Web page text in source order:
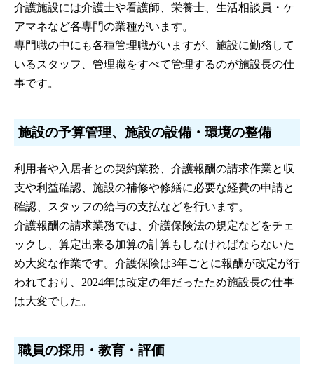
介護施設には介護士や看護師、栄養士、生活相談員・ケ
アマネなど各専門の業種がいます。
専門職の中にも各種管理職がいますが、施設に勤務して
いるスタッフ、管理職をすべて管理するのが施設長の仕
事です。
施設の予算管理、施設の設備・環境の整備
利用者や入居者との契約業務、介護報酬の請求作業と収
支や利益確認、施設の補修や修繕に必要な経費の申請と
確認、スタッフの給与の支払などを行います。
介護報酬の請求業務では、介護保険法の規定などをチェ
ックし、算定出来る加算の計算もしなければならないた
め大変な作業です。介護保険は3年ごとに報酬が改定が行
われており、2024年は改定の年だったため施設長の仕事
は大変でした。
職員の採用・教育・評価